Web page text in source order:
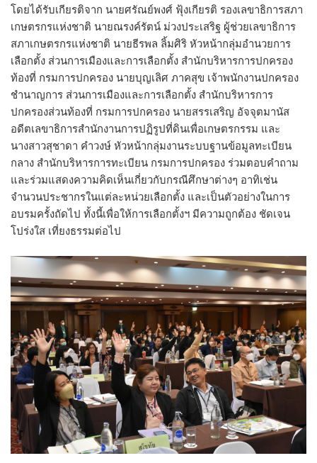
โดยได้รับเกียรติจาก นายศรัณย์พงศ์ ฟุ้งเกียรติ รองเลขาธิการสภา
เกษตรกรแห่งชาติ นายณรงค์รัตน์ ม่วงประเสริฐ ผู้ช่วยเลขาธิการ
สภาเกษตรกรแห่งชาติ นายธีรพล ลิ้มศิริ หัวหน้ากลุ่มอำนวยการ
เลือกตั้ง ส่วนการเมืองและการเลือกตั้ง สำนักบริหารการปกครอง
ท้องที่ กรมการปกครอง นายบุญเลิศ ภาคสุข เจ้าพนักงานปกครอง
ชำนาญการ ส่วนการเมืองและการเลือกตั้ง สำนักบริหารการ
ปกครองส่วนท้องที่ กรมการปกครอง นายสรรเสริญ อัจจุตมานัส
อดีตเลขาธิการสำนักงานการปฏิรูปที่ดินเพื่อเกษตรกรรม และ
นางสาวสุชาดา คำวงษ์ หัวหน้ากลุ่มงานระบบฐานข้อมูลทะเบียน
กลาง สำนักบริหารการทะเบียน กรมการปกครอง ร่วมตอบคำถาม
และร่วมแสดงความคิดเห็นเกี่ยวกับกรณีศึกษาต่างๆ อาทิเช่น
จำนวนประชากรในแต่ละหน่วยเลือกตั้ง และเป็นตัวอย่างในการ
อบรมครั้งถัดไป ทั้งนี้เพื่อให้การเลือกตั้งฯ มีความถูกต้อง ชัดเจน
โปร่งใส เที่ยงธรรมต่อไป